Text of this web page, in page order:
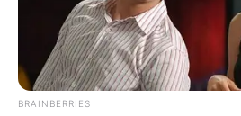
BRAINBERRIES